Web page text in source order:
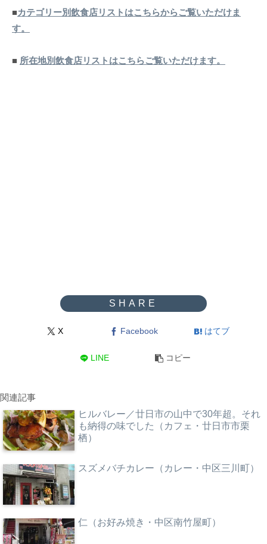
■カテゴリー別飲食店リストはこちらからご覧いただけま
す。
■ 所在地別飲食店リストはこちらご覧いただけます。
X Facebook はてブ
LINE コピー
関連記事
ヒルバレー／廿日市の山中で30年超。それ
も納得の味でした（カフェ・廿日市市栗
栖）
スズメバチカレー（カレー・中区三川町）
仁（お好み焼き・中区南竹屋町）